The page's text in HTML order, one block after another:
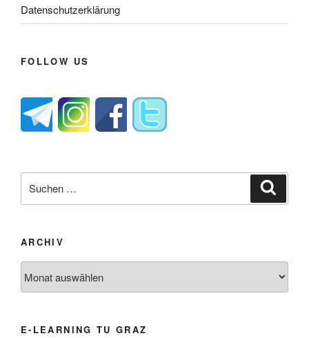
Datenschutzerklärung
FOLLOW US
nach:
ARCHIV
E-LEARNING TU GRAZ